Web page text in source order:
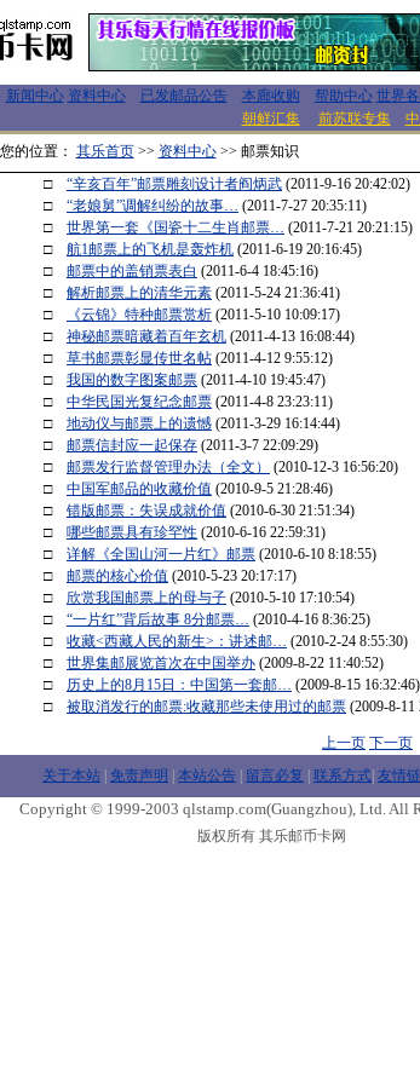
新闻中心 资料中心 已发邮品公告 本廊收购 帮助中心 世界
朝鲜汇集
前苏联专集
的位置： 其乐首页>> 资料中心>> 邮票知识
□ “辛亥百年”邮票雕刻设计者阎炳武 (2011-9-16 20:42:02)
□ “老娘舅”调解纠纷的故事… (2011-7-27 20:35:11)
□ 世界第一套《国瓷十二生肖邮票… (2011-7-21 20:21:15)
□ 航1邮票上的飞机是轰炸机 (2011-6-19 20:16:45)
□ 邮票中的盖销票表白 (2011-6-4 18:45:16)
□ 解析邮票上的清华元素 (2011-5-24 21:36:41)
□
《云锦》特种邮票赏析 (2011-5-10 10:09:17)
□ 神秘邮票暗藏着百年玄机 (2011-4-13 16:08:44)
□ 草书邮票彰显传世名帖 (2011-4-12 9:55:12)
□ 我国的数字图案邮票 (2011-4-10 19:45:47)
□ 中华民国光复纪念邮票 (2011-4-8 23:23:11)
□ 地动仪与邮票上的遗憾 (2011-3-29 16:14:44)
□ 邮票信封应一起保存 (2011-3-7 22:09:29)
□ 邮票发行监督管理办法（全文）
(2010-12-3 16:56:20)
□ 中国军邮品的收藏价值 (2010-9-5 21:28:46)
□ 错版邮票：失误成就价值 (2010-6-30 21:51:34)
□ 哪些邮票具有珍罕性 (2010-6-16 22:59:31)
□ 详解《全国山河一片红》邮票 (2010-6-10 8:18:55)
□ 邮票的核心价值 (2010-5-23 20:17:17)
□ 欣赏我国邮票上的母与子 (2010-5-10 17:10:54)
□ “一片红”背后故事 8分邮票… (2010-4-16 8:36:25)
□ 收藏<西藏人民的新生>：讲述邮… (2010-2-24 8:55:30)
□ 世界集邮展览首次在中国举办 (2009-8-22 11:40:52)
□ 历史上的8月15日：中国第一套邮… (2009-8-15 16:32:46)
□ 被取消发行的邮票:收藏那些未使用过的邮票 (2009-8-11
上一页 下一页
关于本站 免责声明 本站公告 留言必复 联系方式 友情
Copyright © 1999-2003 qlstamp.com(Guangzhou), Ltd. All
版权所有 其乐邮币卡网